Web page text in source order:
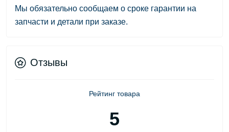
Мы обязательно сообщаем о сроке гарантии на
запчасти и детали при заказе.
Отзывы
Рейтинг товара
5